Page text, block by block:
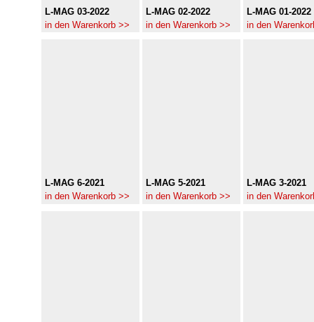
L-MAG 03-2022
in den Warenkorb >>
L-MAG 02-2022
in den Warenkorb >>
L-MAG 01-2022
in den
L-MAG 6-2021
in den Warenkorb >>
L-MAG 5-2021
in den Warenkorb >>
L-MAG 3-2021
in den